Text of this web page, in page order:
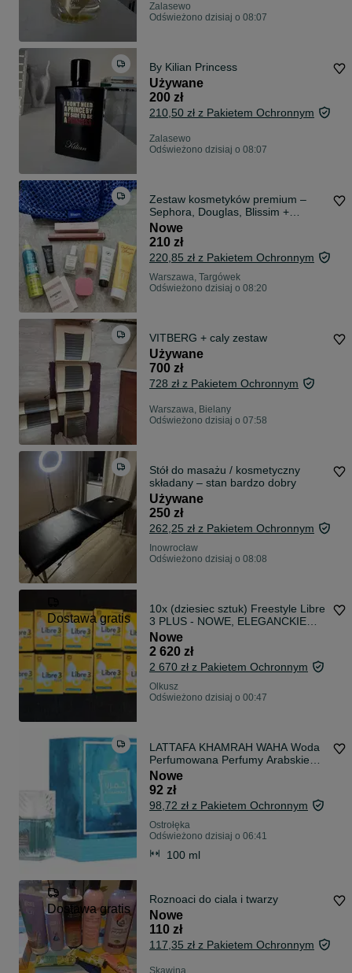
Zalasewo
Odświeżono dzisiaj o 08:07
By Kilian Princess
Używane
200 zł
210,50 zł z Pakietem Ochronnym
Zalasewo
Odświeżono dzisiaj o 08:07
Zestaw kosmetyków premium –
Sephora, Douglas, Blissim +
Narciso Rodriguez + Morphe
Nowe
210 zł
220,85 zł z Pakietem Ochronnym
Warszawa, Targówek
Odświeżono dzisiaj o 08:20
VITBERG + caly zestaw
Używane
700 zł
728 zł z Pakietem Ochronnym
Warszawa, Bielany
Odświeżono dzisiaj o 07:58
Stół do masażu / kosmetyczny
składany – stan bardzo dobry
Używane
250 zł
262,25 zł z Pakietem Ochronnym
Inowrocław
Odświeżono dzisiaj o 08:08
Dostawa gratis
10x (dziesiec sztuk) Freestyle Libre
3 PLUS - NOWE, ELEGANCKIE
oraz najlepsze pod wzgledem
TECHNOLOGICZNYM!
Nowe
2 620 zł
2 670 zł z Pakietem Ochronnym
Olkusz
Odświeżono dzisiaj o 00:47
LATTAFA KHAMRAH WAHA Woda
Perfumowana Perfumy Arabskie
100ml FOLIA
Nowe
92 zł
98,72 zł z Pakietem Ochronnym
Ostrołęka
Odświeżono dzisiaj o 06:41
100 ml
Dostawa gratis
Roznoaci do ciala i twarzy
Nowe
110 zł
117,35 zł z Pakietem Ochronnym